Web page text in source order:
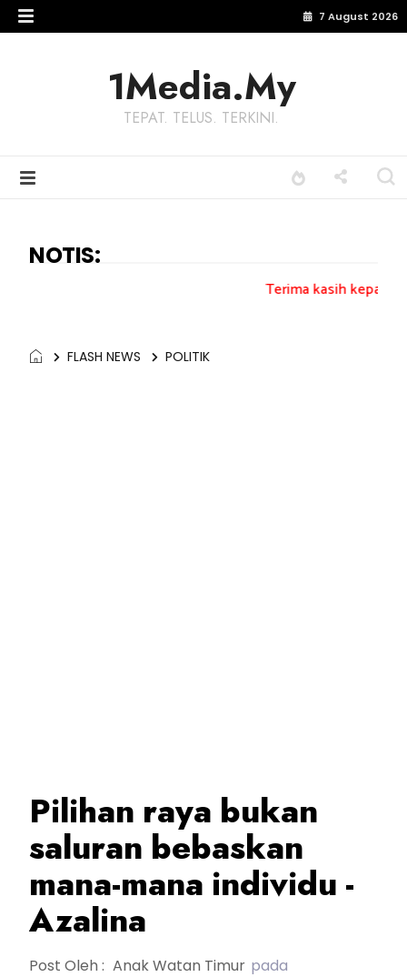
7 August 2026
1Media.My
TEPAT. TELUS. TERKINI.
NOTIS:
Terima kasih kepada semua
FLASH NEWS POLITIK
Pilihan raya bukan
saluran bebaskan
mana-mana individu -
Azalina
Post Oleh : Anak Watan Timur pada